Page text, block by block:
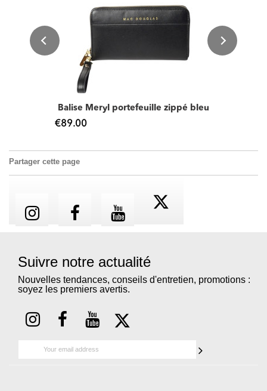
Balise Meryl portefeuille zippé bleu
€89.00
Partager cette page
Suivre notre actualité
Nouvelles tendances, conseils d'entretien, promotions :
soyez les premiers avertis.